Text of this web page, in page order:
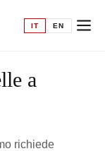
IT EN
a
richiede